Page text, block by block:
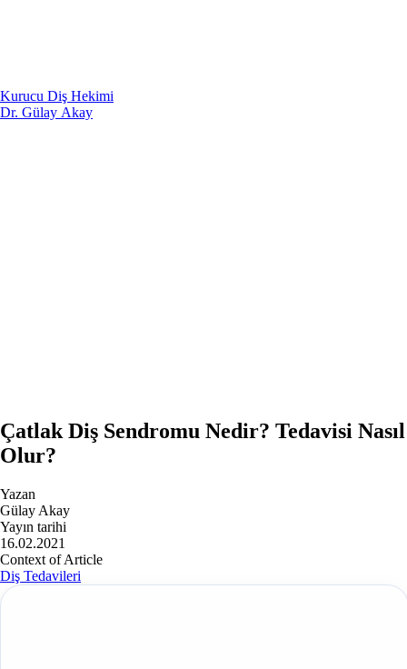
Kurucu Diş Hekimi
Dr. Gülay Akay
Çatlak Diş Sendromu Nedir? Tedavisi Nasıl
Olur?
Yazan
Gülay Akay
Yayın tarihi
16.02.2021
Context of Article
Diş Tedavileri